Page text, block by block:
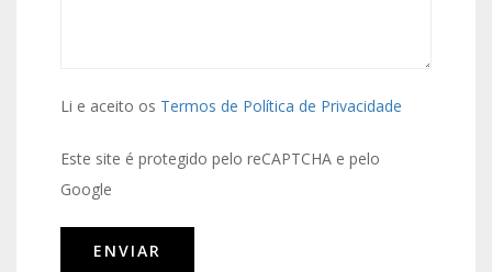
Li e aceito os Termos de Política de Privacidade
Este site é protegido pelo reCAPTCHA e pelo
Google